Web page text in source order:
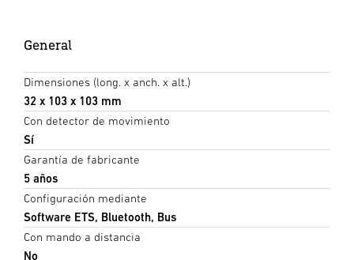
General
Dimensiones (long. x anch. x alt.)
32 x 103 x 103 mm
Con detector de movimiento
Sí
Garantía de fabricante
5 años
Configuración mediante
Software ETS, Bluetooth, Bus
Con mando a distancia
No